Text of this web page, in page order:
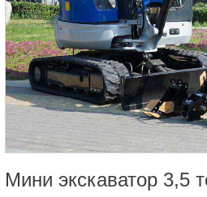
Мини экскаватор 3,5